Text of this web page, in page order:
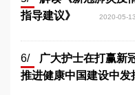
指导建议》
2020-05-13
6/
广大护士在打赢新
推进健康中国建设中发